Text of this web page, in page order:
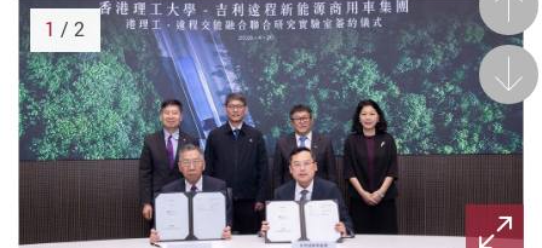
前
后一
1 / 2